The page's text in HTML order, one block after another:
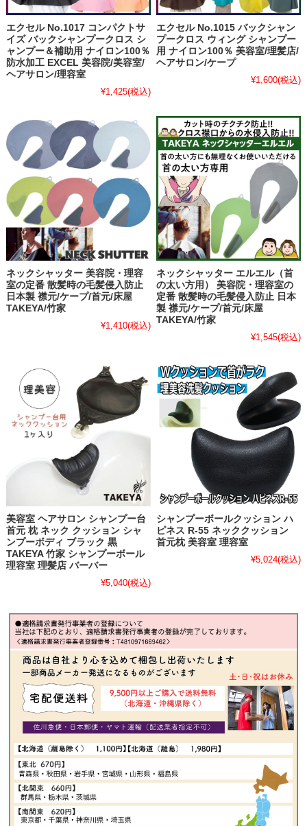
エクセル No.1017 コンパクトサ
イズ バックシャンプークロス シ
ャンプー＆補助用 ナイロン100％
防水加工 EXCEL 美容院/美容室/
ヘアサロン/理容室
¥1,425(税込)
エクセル No.1015 バックシャン
プークロス ウィング シャンプー
用 ナイロン100％ 美容室/理髪店/
ヘアサロン/ケープ
¥1,600(税込)
ネックシャッター 美容院・理容
室の定番 散髪時の毛髪侵入防止
日本製 襟元/ケープ/首元/床屋
TAKEYA/竹家
¥1,410(税込)
ネックシャッター エルエル（首
の太い方用） 美容院・理容室の
定番 散髪時の毛髪侵入防止 日本
製 襟元/ケープ/首元/床屋
TAKEYA/竹家
¥1,545(税込)
美容室 ヘアサロン シャンプー台
首元 枕 ネック クッション シャ
ンプーボディ ブラック 黒
TAKEYA 竹家 シャンプーボール
理容室 理髪店 バーバー
¥5,040(税込)
シャンプーボールクッション ハ
ピネス R-55 ネッククッション
首元枕 美容室 理容室
¥5,024(税込)